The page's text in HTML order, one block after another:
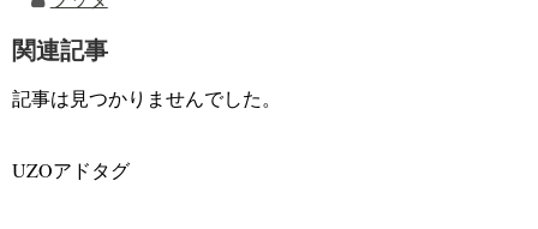
関連記事
記事は見つかりませんでした。
UZOアドタグ